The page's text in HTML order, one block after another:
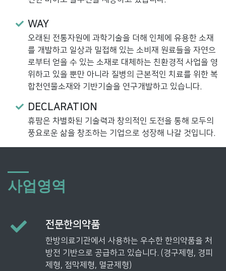
WAY
오래된 전통자원에 과학기술을 더해 인체에 유용한 소재
를 개발하고 일상과 밀접해 있는 소비재 원료들을 자연으
로부터 얻을 수 있는 소재로 대체하는 친환경적 사업을 영
위하고 있을 뿐만 아니라 질병의 근본적인 치료를 위한 복
합천연물소재와 기반기술을 연구개발하고 있습니다.
DECLARATION
휴팜은 차별화된 기술력과 창의적인 도전을 통해 모두의
풍요로운 삶을 창조하는 기업으로 성장해 나갈 것입니다.
사업영역
전문한의약품
한방의료기관에서 사용하는 우수한 한의약품을 처
방전 기반으로 공급하고 있습니다. (경구제형, 경피
제형, 점막제형, 멸균제형)